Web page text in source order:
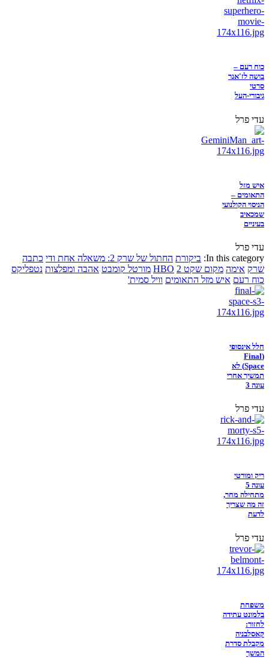
כוח רעם –
בושה לז'אנר
סרטי
גיבורי-העל
עדי פרל
איש מזל
התאומים –
הניסוי הקולנועי
שמכאיב
בעיניים
עדי פרל
In this category: ביקורת החתול של שרק 2: משאלה אחת ודי
כתבה
שרק אימה מקום שקט 2 HBO מורטל קומבט אהבה ומפלצות נטפליקס
כוח רעם איש מזל התאומים וויל סמית'
חלל אינסופי
(Final
Space) לא
תמשיך אחרי
עונה 3
עדי פרל
ריק ומורטי
עונה 5
מתחילה מחר,
זה מה שצריך
לדעת
עדי פרל
משפחת
בלמונט עתידה
לחזור:
קאסלבניה
מקבלת סדרת
המשך